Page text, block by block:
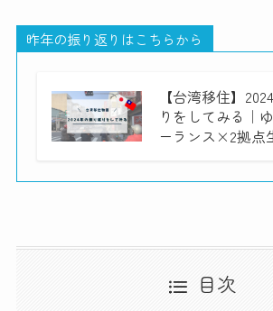
昨年の振り返りはこちらから
【台湾移住】
りをしてみる｜
ーランス×2拠
目次